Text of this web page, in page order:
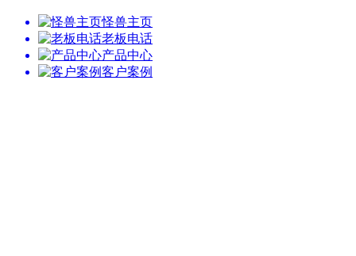
怪兽主页
老板电话
产品中心
客户案例